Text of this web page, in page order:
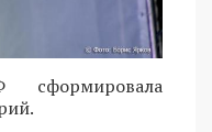
сформировала